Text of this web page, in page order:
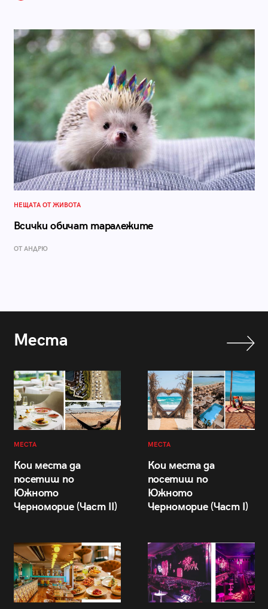
НЕЩАТА ОТ ЖИВОТА
Всички обичат таралежите
ОТ АНДРЮ
Места
МЕСТА
Кои места да
посетиш по
Южното
Черноморие (Част II)
МЕСТА
Кои места да
посетиш по
Южното
Черноморие (Част I)